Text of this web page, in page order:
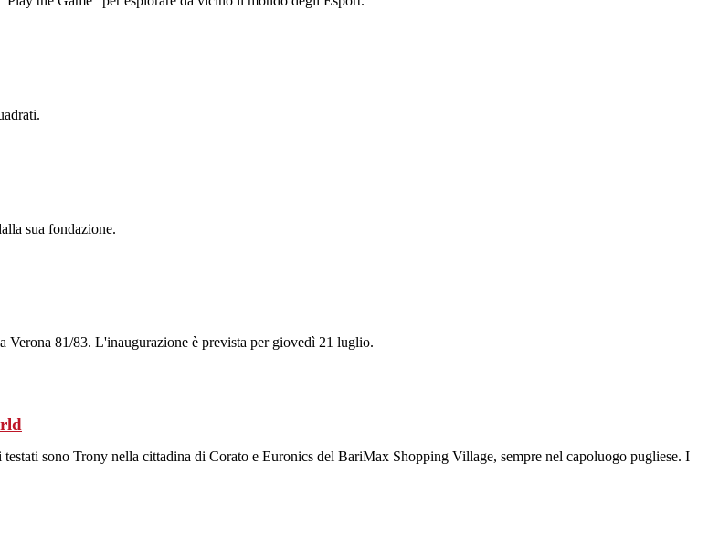
sua fondazione.
Verona 81/83. L'inaugurazione è prevista per giovedì 21 luglio.
sono Trony nella cittadina di Corato e Euronics del BariMax Shopping Village, sempre nel capoluogo pugliese. I